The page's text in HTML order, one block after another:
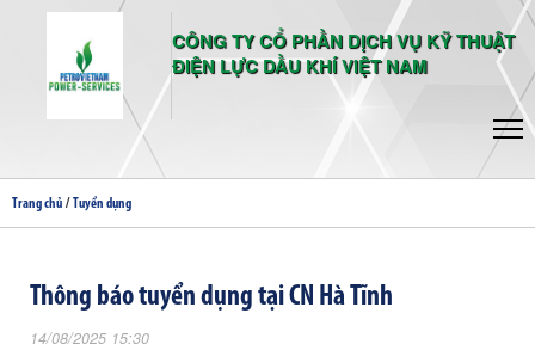
CÔNG TY CỔ PHẦN DỊCH VỤ KỸ THUẬT
ĐIỆN LỰC DẦU KHÍ VIỆT NAM
Trang chủ / Tuyển dụng
Thông báo tuyển dụng tại CN Hà Tĩnh
14/08/2025 15:30